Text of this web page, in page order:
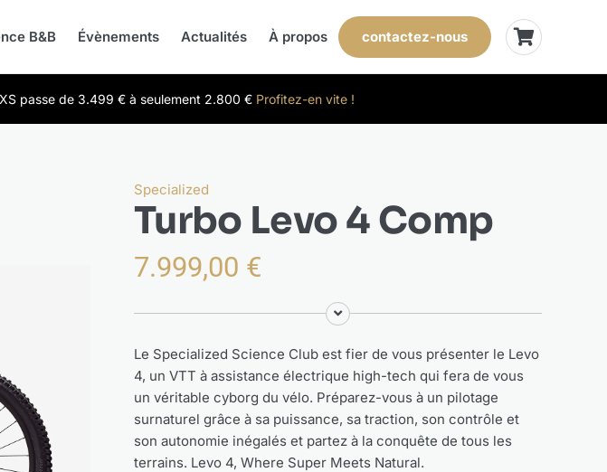
B&B Évènements Actualités À propos contactez-nous
passe de 3.499 € à seulement 2.800 € Profitez-en vite !
Specialized
Turbo Levo 4 Comp
7.999,00 €
Le Specialized Science Club est fier de vous présenter le Levo
4, un VTT à assistance électrique high-tech qui fera de vous
un véritable cyborg du vélo. Préparez-vous à un pilotage
surnaturel grâce à sa puissance, sa traction, son contrôle et
son autonomie inégalés et partez à la conquête de tous les
terrains. Levo 4, Where Super Meets Natural.